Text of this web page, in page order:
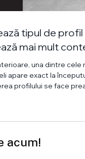
tipul de profil
mai mult
una dintre cele
apare exact la
profilului se face
un proiect și complet
produsului e de vină, ci
acum!